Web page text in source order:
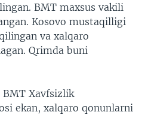
BMT maxsus vakili
Kosovo mustaqilligi
va xalqaro
Qrimda buni
BMT Xavfsizlik
ekan, xalqaro qonunlarni